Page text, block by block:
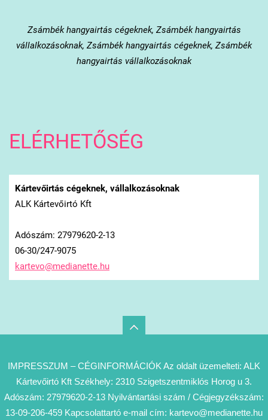
Zsámbékhangyairtás cégeknek, Zsámbék hangyairtás
vállalkozásoknak, Zsámbék hangyairtás cégeknek, Zsámbék
hangyairtás vállalkozásoknak
ELÉRHETŐSÉG
Kártevőirtás cégeknek, vállalkozásoknak
ALK Kártevőirtó Kft
Adószám: 27979620-2-13
06-30/247-9075
kartevo@medianette.hu
IMPRESSZUM – CÉGINFORMÁCIÓK Az oldalt üzemelteti: ALK
Kártevőirtó Kft Székhely: 2310 Szigetszentmiklós Horog u 3.
Adószám: 27979620-2-13 Nyilvántartási szám / Cégjegyzékszám:
13-09-206-459 Kapcsolattartó e-mail cím: kartevo@medianette.hu